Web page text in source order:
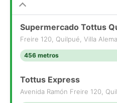
Supermercado Tottus
Freire 120, Quilpué, Villa
456 metros
Tottus Express
Avenida Ramón Freire 120,